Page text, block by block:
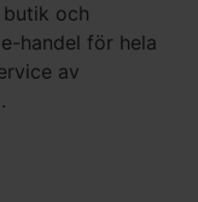
och
handel för hela
av